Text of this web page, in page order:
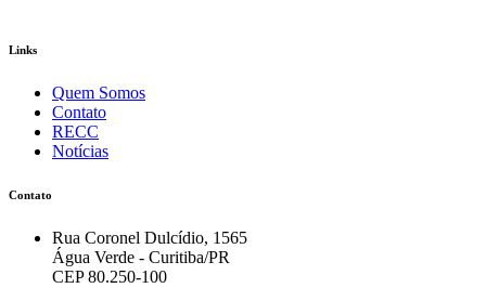
Links
Quem Somos
Contato
RECC
Notícias
Contato
Rua Coronel Dulcídio, 1565
Água Verde - Curitiba/PR
CEP 80.250-100